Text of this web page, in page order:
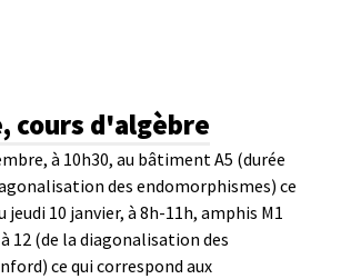
cours d'algèbre
à 10h30, au bâtiment A5 (durée
des endomorphismes) ce
jeudi 10 janvier, à 8h-11h, amphis M1
12 (de la diagonalisation des
ce qui correspond aux